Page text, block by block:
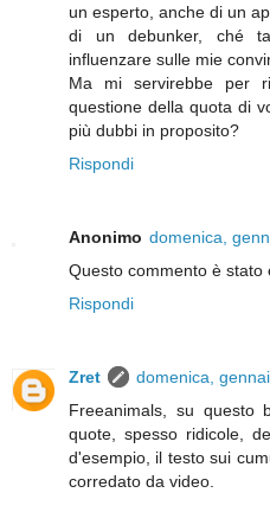
un esperto, anche di un
di un debunker, ché
influenzare sulle mie
Ma mi servirebbe per
questione della quota di
più dubbi in proposito?
Rispondi
Anonimo domenica,
Questo commento è stato
Rispondi
Zret
domenica,
Freeanimals, su questo
quote, spesso ridicole,
d'esempio, il testo sui
corredato da video.